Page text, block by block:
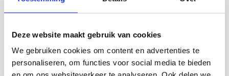
Deze website maakt gebruik van cookies
We gebruiken cookies om content en advertenties te
personaliseren, om functies voor social media te bieden